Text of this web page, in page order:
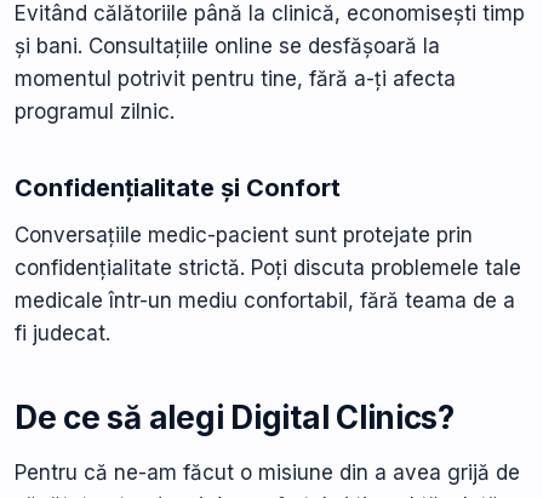
Evitând călătoriile până la clinică, economisești timp
și bani. Consultațiile online se desfășoară la
momentul potrivit pentru tine, fără a-ți afecta
programul zilnic.
Confidențialitate și Confort
Conversațiile medic-pacient sunt protejate prin
confidențialitate strictă. Poți discuta problemele tale
medicale într-un mediu confortabil, fără teama de a
fi judecat.
De ce să alegi Digital Clinics?
Pentru că ne-am făcut o misiune din a avea grijă de